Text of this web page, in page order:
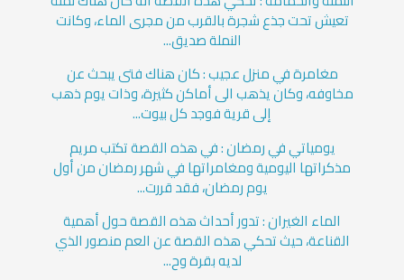
تعيش تحت جذع شجرة بالقرب من مجرى الماء، وكانت
النملة صديق...
مغامرة في منزل عجيب : كان هناك فتى يبحث عن
مخاوفه، وكان يذهب الى أماكن كثيرة، وذات يوم ذهب
إلى قرية فوجد كل بيوت...
يومياتي في رمضان : في هذه القصة تكتب مريم
مذكراتها اليومية ومغامراتها في شهر رمضان من أول
يوم رمضان، فقد قررت...
الماء الغيران : تدور أحداث هذه القصة حول أهمية
القناعة، حيث تحكي هذه القصة عن العم منصور الذي
لديه بقرة وح...